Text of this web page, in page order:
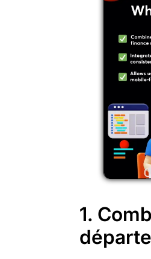
1.